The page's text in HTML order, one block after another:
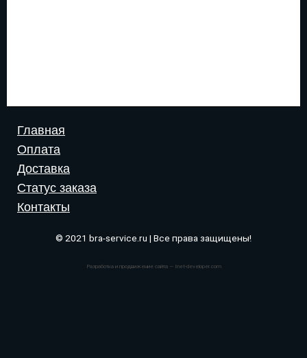
Главная
Оплата
Доставка
Статус заказа
Контакты
© 2021 bra-service.ru | Все права защищены!
Разработка и продвижение сайта — Inet-developer.com